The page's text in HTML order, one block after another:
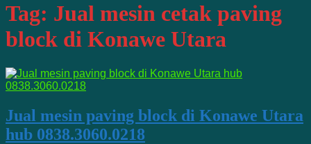
Tag: Jual mesin cetak paving
block di Konawe Utara
Jual mesin paving block di Konawe Utara
hub 0838.3060.0218